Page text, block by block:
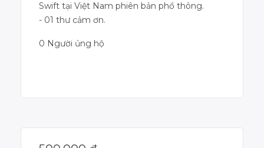
Swift tại Việt Nam phiên bản phổ thông.
- 01 thư cảm ơn.
0 Người ủng hộ